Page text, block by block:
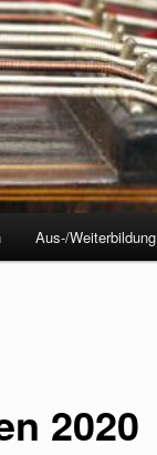
Aus-/Weiterbildung
2020